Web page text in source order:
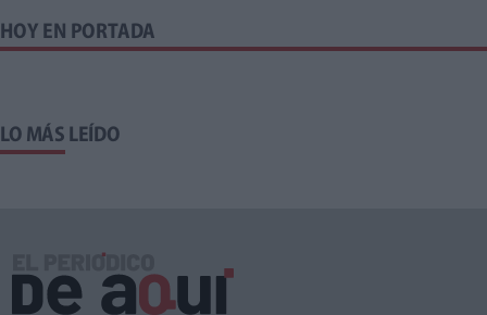
HOY EN PORTADA
LO MÁS LEÍDO